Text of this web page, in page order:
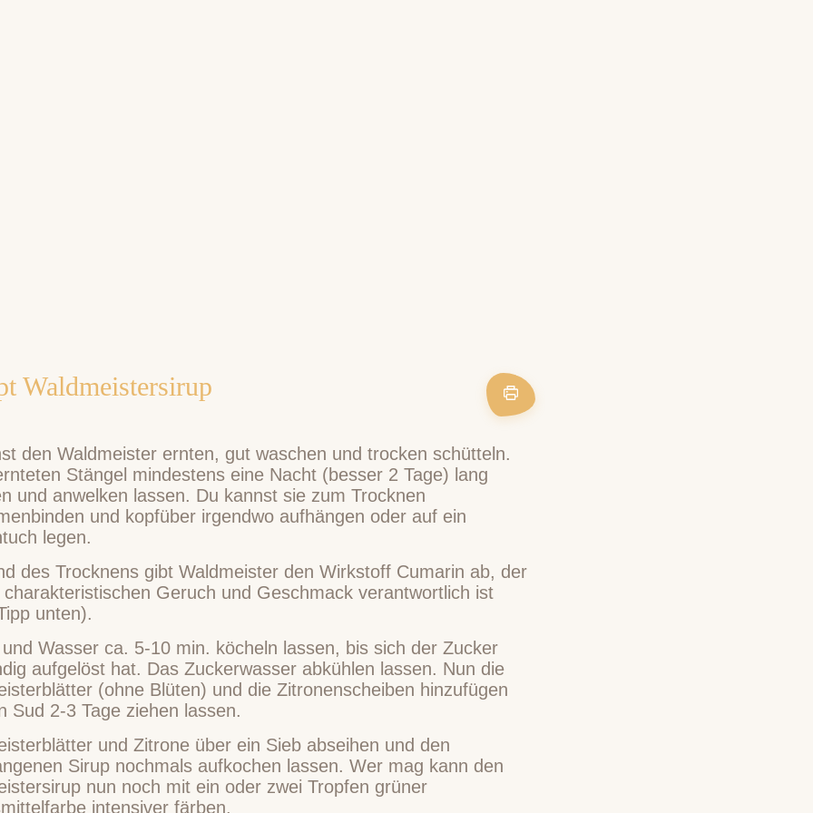
Waldmeistersirup
den Waldmeister ernten, gut waschen und trocken schütteln.
Stängel mindestens eine Nacht (besser 2 Tage) lang
und anwelken lassen. Du kannst sie zum Trocknen
und kopfüber irgendwo aufhängen oder auf ein
legen.
des Trocknens gibt Waldmeister den Wirkstoff Cumarin ab, der
Geruch und Geschmack verantwortlich ist
unten).
Wasser ca. 5-10 min. köcheln lassen, bis sich der Zucker
aufgelöst hat. Das Zuckerwasser abkühlen lassen. Nun die
(ohne Blüten) und die Zitronenscheiben hinzufügen
Sud 2-3 Tage ziehen lassen.
und Zitrone über ein Sieb abseihen und den
Sirup nochmals aufkochen lassen. Wer mag kann den
nun noch mit ein oder zwei Tropfen grüner
intensiver färben.